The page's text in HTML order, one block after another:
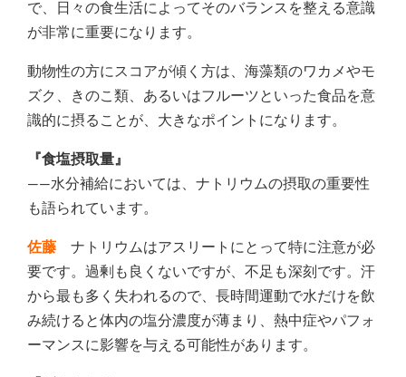
で、日々の食生活によってそのバランスを整える意識
が非常に重要になります。
動物性の方にスコアが傾く方は、海藻類のワカメやモ
ズク、きのこ類、あるいはフルーツといった食品を意
識的に摂ることが、大きなポイントになります。
『食塩摂取量』
――水分補給においては、ナトリウムの摂取の重要性
も語られています。
佐藤 ナトリウムはアスリートにとって特に注意が必
要です。過剰も良くないですが、不足も深刻です。汗
から最も多く失われるので、長時間運動で水だけを飲
み続けると体内の塩分濃度が薄まり、熱中症やパフォ
ーマンスに影響を与える可能性があります。